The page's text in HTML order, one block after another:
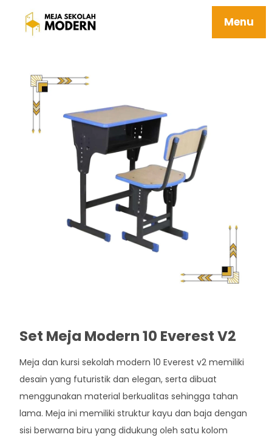
Menu
Tempat Jual Meja Kursi Siswa Awet Mudah
Dipasang Tahan Karat 10 Everest V2
Set Meja Modern 10 Everest V2
Meja dan kursi sekolah modern 10 Everest v2 memiliki
desain yang futuristik dan elegan, serta dibuat
menggunakan material berkualitas sehingga tahan
lama. Meja ini memiliki struktur kayu dan baja dengan
sisi berwarna biru yang didukung oleh satu kolom